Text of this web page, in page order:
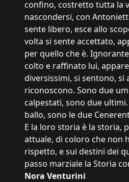
confino, costretto tutta la
nascondersi, con
sente libero, esce allo
volta si sente accettato,
per quello che è.
colto e raffinato lui,
diversissimi, si sentono, si
riconoscono. Sono due
calpestati, sono due
ballo, sono le due
E la loro storia è la storia,
attuale, di coloro che non
rispetto, e sui destini dei
passo marziale la Storia
Nora Venturini